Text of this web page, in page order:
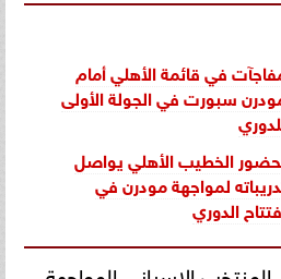
في قائمة الأهلي أمام
سبورت في الجولة الأولى
الخطيب الأهلي يواصل
لمواجهة مودرن في
الدوري